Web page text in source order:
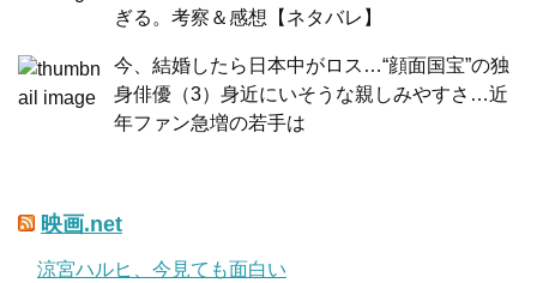
ぎる。考察＆感想【ネタバレ】
今、結婚したら日本中がロス…“顔面国宝”の独
身俳優（3）身近にいそうな親しみやすさ…近
年ファン急増の若手は
映画.net
涼宮ハルヒ、今見ても面白い